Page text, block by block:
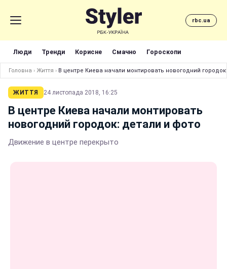
rbc.ua
Люди Тренди Корисне Смачно Гороскопи
Головна › Життя › В центре Киева начали монтировать новогодний
ЖИТТЯ 24 листопада 2018, 16:25
В центре Киева начали монтировать
новогодний городок: детали и фото
Движение в центре перекрыто